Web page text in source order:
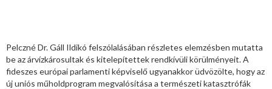
Pelczné Dr. Gáll Ildikó felszólalásában részletes elemzésben mutatta
be az árvízkárosultak és kitelepítettek rendkívüli körülményeit. A
fideszes európai parlamenti képviselő ugyanakkor üdvözölte, hogy az
új uniós műholdprogram megvalósítása a természeti katasztrófák